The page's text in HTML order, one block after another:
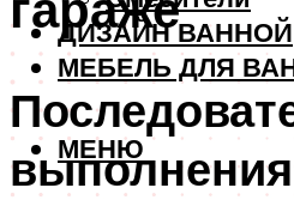
ДИЗАЙН ВАННОЙ
МЕБЕЛЬ ДЛЯ
МЕНЮ